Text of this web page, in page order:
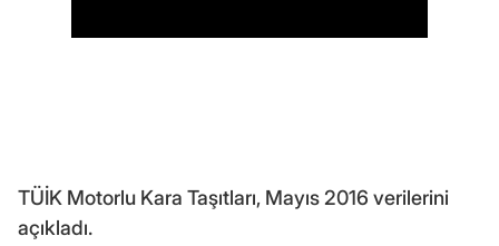
TÜİK Motorlu Kara Taşıtları, Mayıs 2016 verilerini
açıkladı.